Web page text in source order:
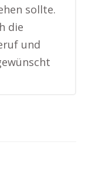
sollte.
die
und